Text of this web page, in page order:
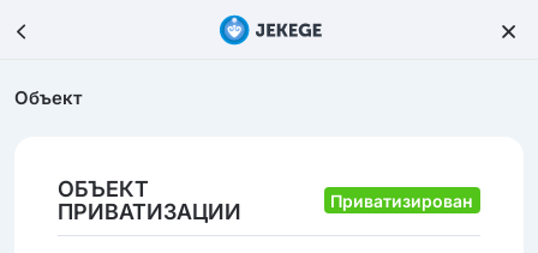
Объект
ОБЪЕКТ
ПРИВАТИЗАЦИИ
Приватизирован